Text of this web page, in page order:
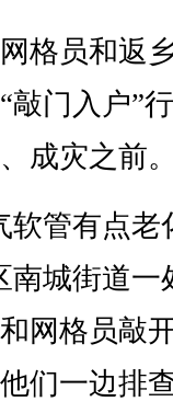
员和返
敲门入户”
成灾之前
管有点老
南城街道一
网格员敲
们一边排